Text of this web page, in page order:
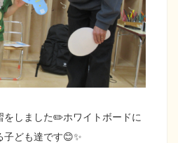
しました✏️ホワイトボードに
子ども達です😊✨